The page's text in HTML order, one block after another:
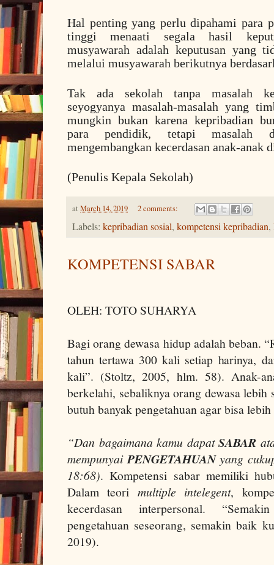
Hal penting yang perlu dipahami para
tinggi menaati segala hasil
musyawarah adalah keputusan yang
melalui musyawarah berikutnya
Tak ada sekolah tanpa masalah
seyogyanya masalah-masalah yang
mungkin bukan karena kepribadian
para pendidik, tetapi masalah
mengembangkan kecerdasan anak-anak
(Penulis Kepala Sekolah)
at March 14, 2019 2 comments:
Labels: kepribadian sosial, kompetensi kepribadian,
KOMPETENSI SABAR
OLEH: TOTO SUHARYA
Bagi orang dewasa hidup adalah beban.
tahun tertawa 300 kali setiap harinya,
kali”. (Stoltz, 2005, hlm. 58). Anak-
berkelahi, sebaliknya orang dewasa
butuh banyak pengetahuan agar bisa
“Dan bagaimana kamu dapatSABAR
mempunyaiPENGETAHUANyang
18:68). Kompetensi sabar memiliki
Dalam teori multiple intelegent,
kecerdasan interpersonal.
pengetahuan seseorang, semakin baik
2019).